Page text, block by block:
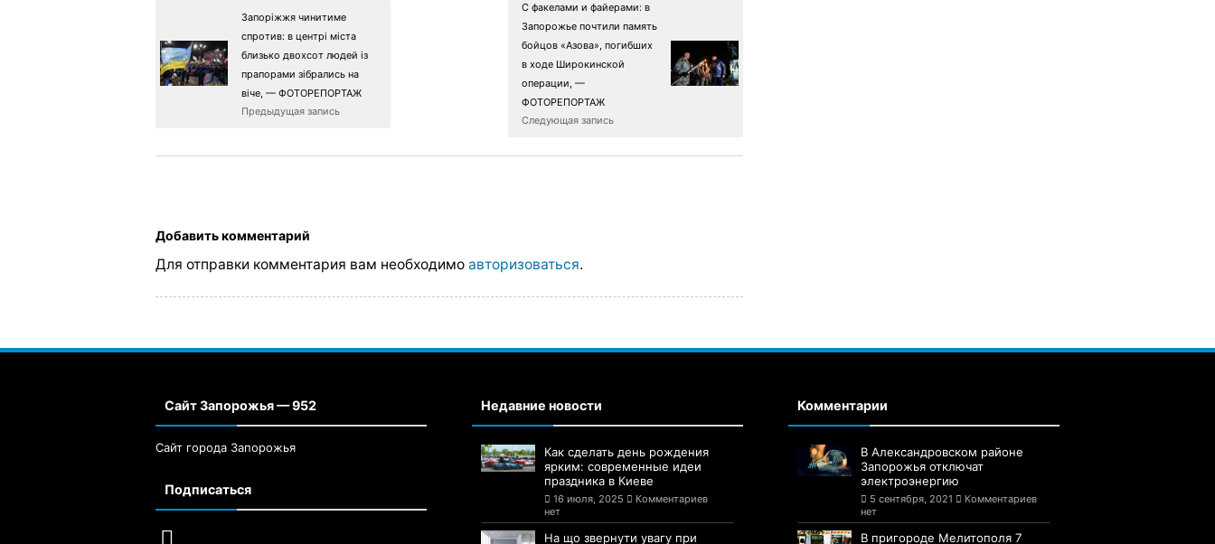
Запоріжжя чинитиме
спротив: в центрі міста
близько двохсот людей із
прапорами зібрались на
віче, — ФОТОРЕПОРТАЖ
Предыдущая запись
С факелами и файерами: в
Запорожье почтили память
бойцов «Азова», погибших
в ходе Широкинской
операции, —
ФОТОРЕПОРТАЖ
Следующая запись
Добавить комментарий
Для отправки комментария вам необходимо авторизоваться.
Сайт Запорожья — 952
Сайт города Запорожья
Подписаться
Недавние новости
Как сделать день рождения
ярким: современные идеи
праздника в Киеве
16 июля, 2025
Комментариев
нет
На що звернути увагу при
Комментарии
В Александровском районе
Запорожья отключат
электроэнергию
5 сентября, 2021
Комментариев
нет
В пригороде Мелитополя 7